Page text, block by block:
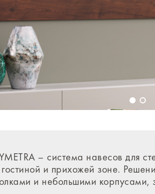
– система навесов для
и прихожей зоне.
и небольшими корпусами,